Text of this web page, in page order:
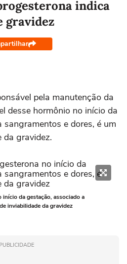
indica
gravidez
pela manutenção da
desse hormônio no início da
e dores, é um
da gravidez.
da gestação, associado a
inviabilidade da gravidez
PUBLICIDADE